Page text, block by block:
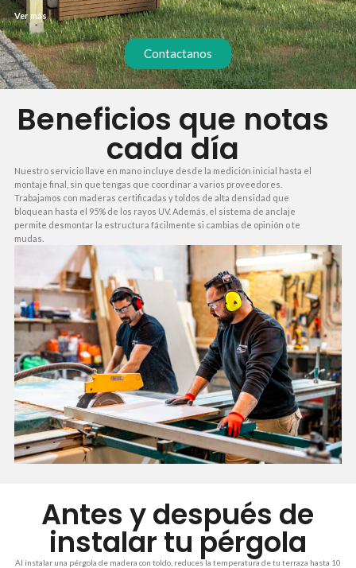
disfrutar de su terraza o jardín sin renunciar a la protección solar. Este sistema
combina la calidez de la madera tratada con un toldo retráctil que regula la
entrada de luz y calor. Si buscas un espacio exterior versátil, resistente y con un
acabado natural, esta estructura se adapta a cualquier clima y estilo
arquitectónico.
Ver más
Contactanos
Beneficios que notas
cada día
Nuestro servicio llave en mano incluye desde la medición inicial hasta el
montaje final, sin que tengas que coordinar a varios proveedores.
Trabajamos con maderas certificadas y toldos de alta densidad que
bloquean hasta el 95% de los rayos UV. Además, el sistema de anclaje
permite desmontar la estructura fácilmente si cambias de opinión o te
mudas.
Antes y después de
instalar tu pérgola
Al instalar una pérgola de madera con toldo, reduces la temperatura de tu terraza hasta 10